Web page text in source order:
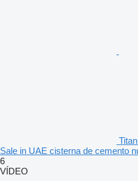
Sale in UAE cisterna de cemento
6
VÍDEO